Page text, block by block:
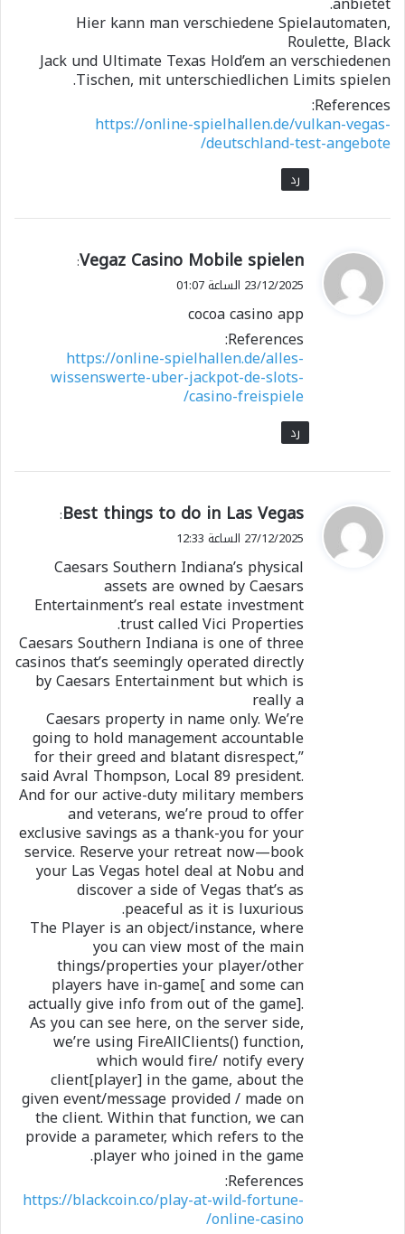
Hier kann man verschiedene Spielautomaten,
Roulette, Black
Jack und Ultimate Texas Hold’em an verschiedenen
Tischen, mit unterschiedlichen Limits spielen.
References:
https://online-spielhallen.de/vulkan-vegas-
deutschland-test-angebote/
رد
ي
ق
ل
Vegaz Casino Mobile spielen
:
23/12/2025 الساعة 01:07
cocoa casino app
References:
https://online-spielhallen.de/alles-
wissenswerte-uber-jackpot-de-slots-
casino-freispiele/
رد
ي
ق
ل
Best things to do in Las Vegas
:
27/12/2025 الساعة 12:33
Caesars Southern Indiana’s physical
assets are owned by Caesars
Entertainment’s real estate investment
trust called Vici Properties.
Caesars Southern Indiana is one of three
casinos that’s seemingly operated directly
by Caesars Entertainment but which is
really a
Caesars property in name only. We’re
going to hold management accountable
for their greed and blatant disrespect,”
said Avral Thompson, Local 89 president.
And for our active-duty military members
and veterans, we’re proud to offer
exclusive savings as a thank-you for your
service. Reserve your retreat now—book
your Las Vegas hotel deal at Nobu and
discover a side of Vegas that’s as
peaceful as it is luxurious.
The Player is an object/instance, where
you can view most of the main
things/properties your player/other
players have in-game[ and some can
actually give info from out of the game].
As you can see here, on the server side,
we’re using FireAllClients() function,
which would fire/ notify every
client[player] in the game, about the
given event/message provided / made on
the client. Within that function, we can
provide a parameter, which refers to the
player who joined in the game.
References:
https://blackcoin.co/play-at-wild-fortune-
online-casino/